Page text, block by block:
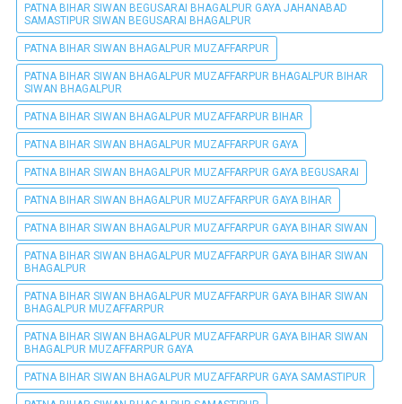
PATNA BIHAR SIWAN BEGUSARAI BHAGALPUR GAYA JAHANABAD
SAMASTIPUR SIWAN BEGUSARAI BHAGALPUR
PATNA BIHAR SIWAN BHAGALPUR MUZAFFARPUR
PATNA BIHAR SIWAN BHAGALPUR MUZAFFARPUR BHAGALPUR BIHAR
SIWAN BHAGALPUR
PATNA BIHAR SIWAN BHAGALPUR MUZAFFARPUR BIHAR
PATNA BIHAR SIWAN BHAGALPUR MUZAFFARPUR GAYA
PATNA BIHAR SIWAN BHAGALPUR MUZAFFARPUR GAYA BEGUSARAI
PATNA BIHAR SIWAN BHAGALPUR MUZAFFARPUR GAYA BIHAR
PATNA BIHAR SIWAN BHAGALPUR MUZAFFARPUR GAYA BIHAR SIWAN
PATNA BIHAR SIWAN BHAGALPUR MUZAFFARPUR GAYA BIHAR SIWAN
BHAGALPUR
PATNA BIHAR SIWAN BHAGALPUR MUZAFFARPUR GAYA BIHAR SIWAN
BHAGALPUR MUZAFFARPUR
PATNA BIHAR SIWAN BHAGALPUR MUZAFFARPUR GAYA BIHAR SIWAN
BHAGALPUR MUZAFFARPUR GAYA
PATNA BIHAR SIWAN BHAGALPUR MUZAFFARPUR GAYA SAMASTIPUR